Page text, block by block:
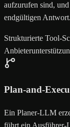
aufzurufen sind,
endgültigen Antwort.
Strukturierte Tool-
Plan-and-
Ein Planer-LLM
führt ein Ausführer-